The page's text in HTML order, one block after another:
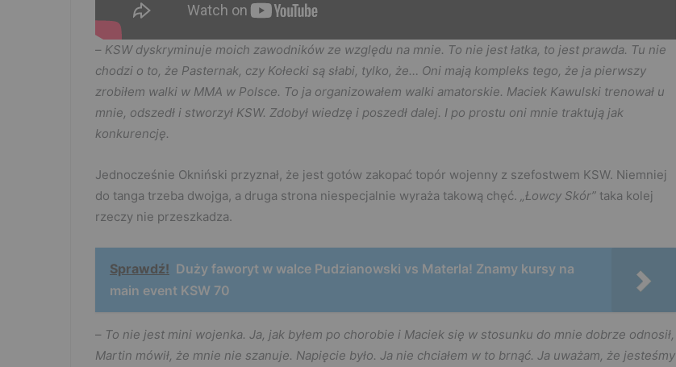
– KSW dyskryminuje moich zawodników ze względu na mnie. To nie jest łatka, to jest prawda. Tu nie
chodzi o to, że Pasternak, czy Kołecki są słabi, tylko, że… Oni mają kompleks tego, że ja pierwszy
zrobiłem walki w MMA w Polsce. To ja organizowałem walki amatorskie. Maciek Kawulski trenował u
mnie, odszedł i stworzył KSW. Zdobył wiedzę i poszedł dalej. I po prostu oni mnie traktują jak
konkurencję.
Jednocześnie Okniński przyznał, że jest gotów zakopać topór wojenny z szefostwem KSW. Niemniej
do tanga trzeba dwojga, a druga strona niespecjalnie wyraża takową chęć.
„Łowcy Skór” taka kolej
rzeczy nie przeszkadza.
Sprawdź! Duży faworyt w walce Pudzianowski vs Materla! Znamy kursy na
main event KSW 70
– To nie jest mini wojenka. Ja, jak byłem po chorobie i Maciek się w stosunku do mnie dobrze odnosił,
Martin mówił, że mnie nie szanuje. Napięcie było. Ja nie chciałem w to brnąć. Ja uważam, że jesteśmy